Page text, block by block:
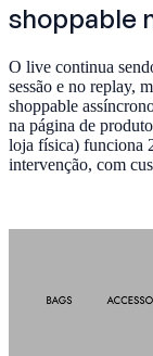
shoppable
O live continua
sessão e no replay,
shoppable
na página de
loja física) funciona
intervenção, com